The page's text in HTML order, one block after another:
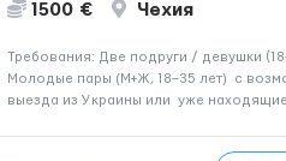
1500 € Чехия
Требования: Две подруги / девушки
Молодые пары (М+Ж, 18–35 лет) с
выезда из Украины или уже